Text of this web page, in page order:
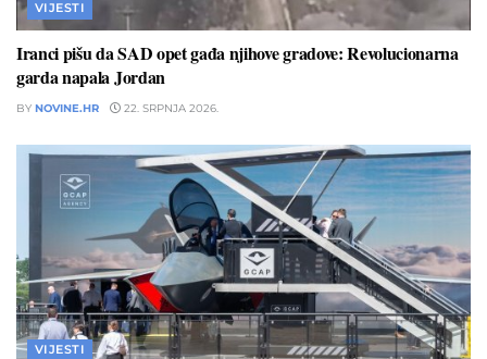
VIJESTI
Iranci pišu da SAD opet gađa njihove gradove: Revolucionarna
garda napala Jordan
BY NOVINE.HR 22. SRPNJA 2026.
VIJESTI